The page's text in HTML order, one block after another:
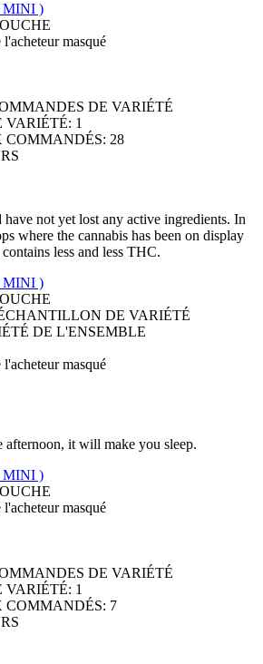
MINI )
l'acheteur masqué
DE VARIÉTÉ
VARIÉTÉ: 1
COMMANDÉS: 28
have not yet lost any active ingredients. In
where the cannabis has been on display
less and less THC.
MINI )
DE VARIÉTÉ
DE L'ENSEMBLE
l'acheteur masqué
afternoon, it will make you sleep.
MINI )
l'acheteur masqué
DE VARIÉTÉ
VARIÉTÉ: 1
COMMANDÉS: 7